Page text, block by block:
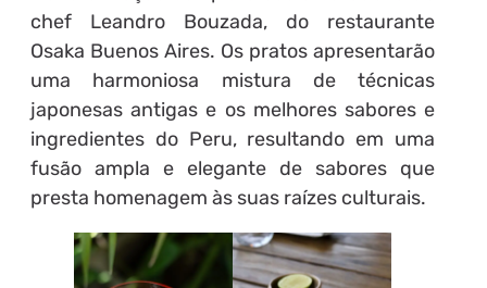
chef Leandro Bouzada, do restaurante
Osaka Buenos Aires. Os pratos apresentarão
uma harmoniosa mistura de técnicas
japonesas antigas e os melhores sabores e
ingredientes do Peru, resultando em uma
fusão ampla e elegante de sabores que
presta homenagem às suas raízes culturais.